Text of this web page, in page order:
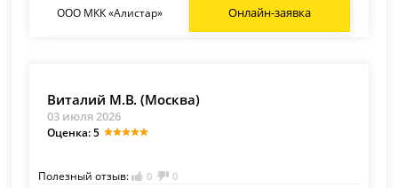
ООО МКК «Алистар» Онлайн-заявка
Виталий М.В. (Москва)
03 июля 2026
Оценка: 5
Полезный отзыв: 0 0